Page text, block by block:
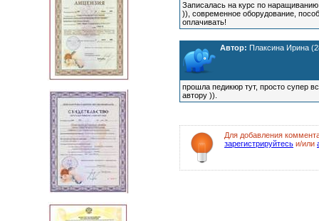
Записалась на курс по
)), современное оборудование,
оплачивать!
Автор: Плаксина Ирина
прошла педикюр тут, просто супер
автору )).
Для добавления
зарегистрируйтесь и/или